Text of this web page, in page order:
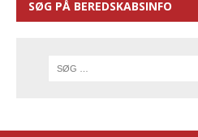
SØG PÅ BEREDSKABSINFO